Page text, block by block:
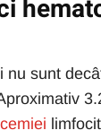
nu sunt